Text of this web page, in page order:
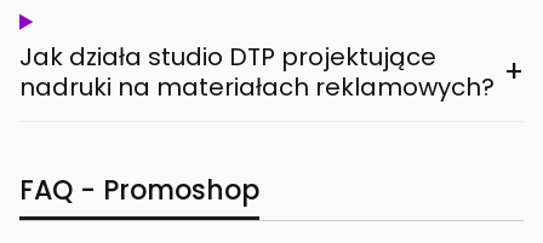
Jak działa studio DTP projektujące
nadruki na materiałach reklamowych? +
FAQ - Promoshop